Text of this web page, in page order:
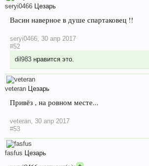
seryi0466 Цезарь
Васин наверное в душе спартаковец !!
seryi0466 30 апр 2017
#52
dil983 нравится это.
veteran Цезарь
Привёз , на ровном месте...
veteran 30 апр 2017
#53
fasfus Цезарь